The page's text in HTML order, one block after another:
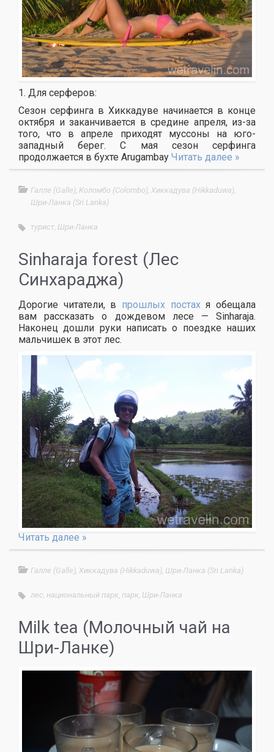
1. Для серферов:
Сезон серфинга в Хиккадуве начинается в конце
октября и заканчивается в средине апреля, из-за
того, что в апреле приходят муссоны на юго-
западный берег. С мая сезон серфинга
продолжается в бухте Аrugambay Читать далее »
Галле (Galle) Коломбо (Colombo) Хиккадува (Hikkaduwa)
Шри-Ланка (Sri Lanka)
турист Шри-Ланка
Sinharaja forest (Лес
Синхараджа)
Дорогие читатели, в прошлых постахя обещала
вам рассказать о дождевом лесе — Sinharaja.
Наконец дошли руки написать о поездке наших
мальчишек в этот лес.
Читать далее »
Галле (Galle) Хиккадува (Hikkaduwa) Шри-Ланка (Sri Lanka)
лес национальный парк парк Шри-Ланка
Milk teа (Молочный чай на
Шри-Ланке)